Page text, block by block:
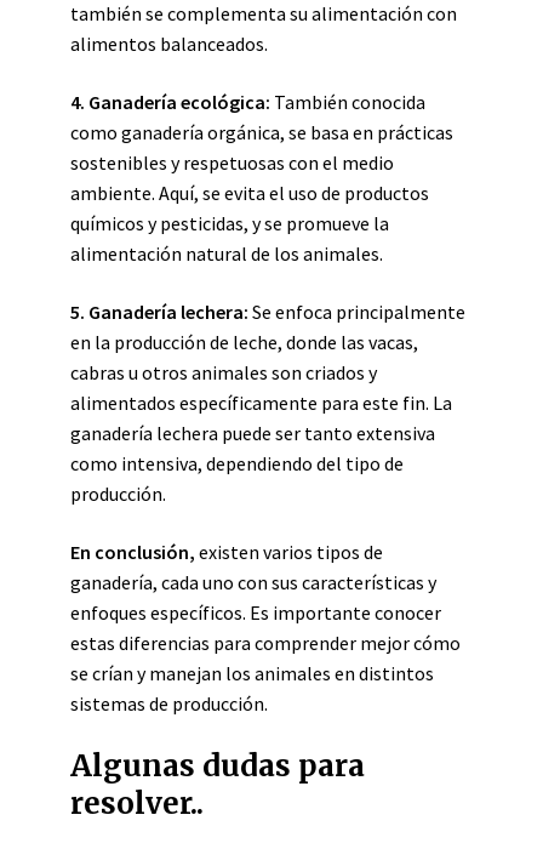
también se complementa su alimentación con
alimentos balanceados.
4. Ganadería ecológica: También conocida
como ganadería orgánica, se basa en prácticas
sostenibles y respetuosas con el medio
ambiente. Aquí, se evita el uso de productos
químicos y pesticidas, y se promueve la
alimentación natural de los animales.
5. Ganadería lechera: Se enfoca principalmente
en la producción de leche, donde las vacas,
cabras u otros animales son criados y
alimentados específicamente para este fin. La
ganadería lechera puede ser tanto extensiva
como intensiva, dependiendo del tipo de
producción.
En conclusión, existen varios tipos de
ganadería, cada uno con sus características y
enfoques específicos. Es importante conocer
estas diferencias para comprender mejor cómo
se crían y manejan los animales en distintos
sistemas de producción.
Algunas dudas para
resolver..